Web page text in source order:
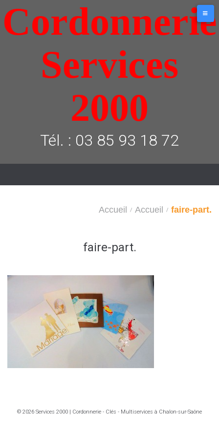
au
contenu
Cordonnerie
Services
2000
Tél. : 03 85 93 18 72
Accueil / Accueil / faire-part.
faire-part.
© 2026 Services 2000 | Cordonnerie - Clés - Multiservices à Chalon-sur-Saône